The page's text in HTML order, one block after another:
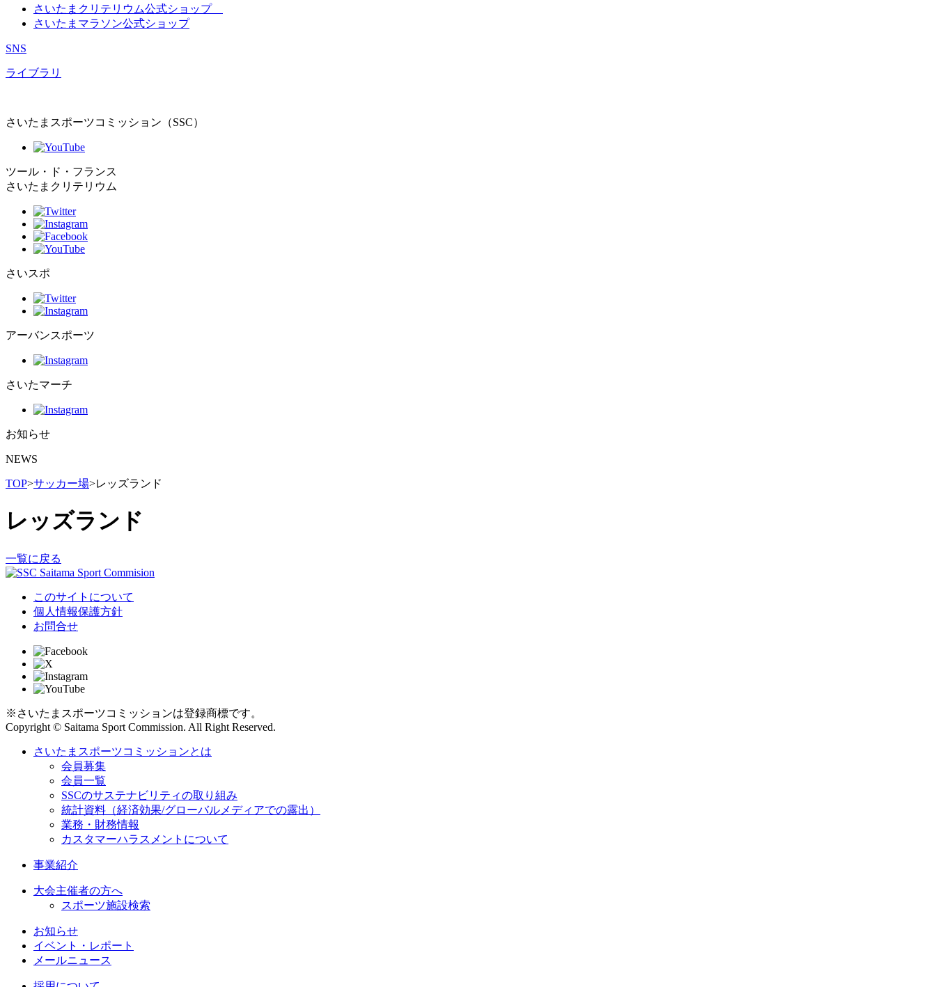
さいたまクリテリウム公式ショップ
さいたまマラソン公式ショップ
SNS
ライブラリ
さいたまスポーツコミッション（SSC）
ツール・ド・フランス
さいたまクリテリウム
さいスポ
アーバンスポーツ
さいたマーチ
お知らせ
NEWS
TOP>サッカー場>レッズランド
レッズランド
一覧に戻る
このサイトについて
個人情報保護方針
お問合せ
※さいたまスポーツコミッションは登録商標です。
Copyright © Saitama Sport Commission. All Right Reserved.
さいたまスポーツコミッションとは
会員募集
会員一覧
SSCのサステナビリティの取り組み
統計資料（経済効果/グローバルメディアでの露出）
業務・財務情報
カスタマーハラスメントについて
事業紹介
大会主催者の方へ
スポーツ施設検索
お知らせ
イベント・レポート
メールニュース